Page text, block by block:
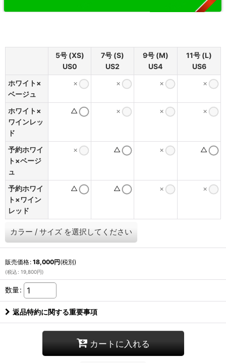
5号 (XS)
US0
7号 (S)
US2
9号 (M)
US4
11号 (L)
US6
ホワイト×
ベージュ
× × × ×
ホワイト×
ワインレッ
ド
△ × × ×
予約ホワイ
ト×ベージ
ュ
× △ × △
予約ホワイ
ト×ワイン
レッド
△ △ × ×
カラー / サイズ を選択してください
販売価格: 18,000円(税別)
(税込 : 19,800円)
数量:
返品特約に関する重要事項
カートに入れる